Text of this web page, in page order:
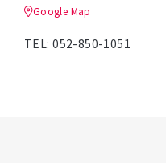
Google Map
TEL: 052-850-1051